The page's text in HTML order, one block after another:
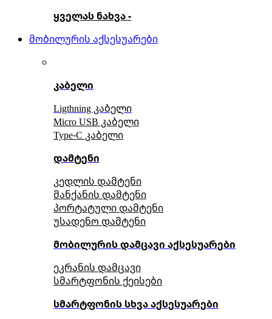
ყველას ნახვა -
მობილურის აქსესუარები
კაბელი
Ligthning კაბელი
Micro USB კაბელი
Type-C კაბელი
დამტენი
კედლის დამტენი
მანქანის დამტენი
პორტატული დამტენი
უსადენო დამტენი
მობილურის დამცავი აქსესუარები
ეკრანის დამცავი
სმარტფონის ქეისები
სმარტფონის სხვა აქსესუარები